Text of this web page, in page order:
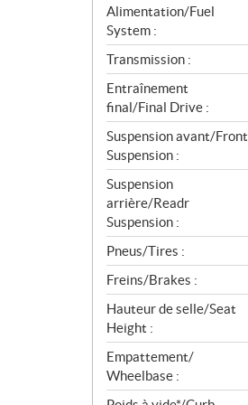
Alimentation/Fuel
System :
Transmission :
Entraînement
final/Final Drive :
Suspension avant/Front
Suspension :
Suspension
arrière/Readr
Suspension :
Pneus/Tires :
Freins/Brakes :
Hauteur de selle/Seat
Height :
Empattement/
Wheelbase :